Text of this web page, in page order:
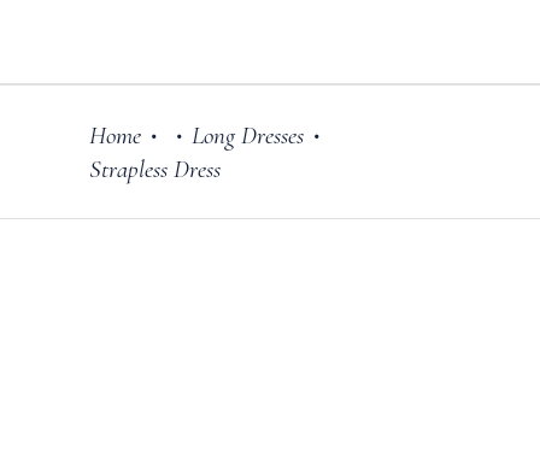
Home • • Long Dresses •
Strapless Dress